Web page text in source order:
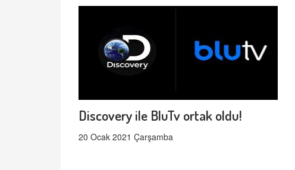
Discovery ile BluTv ortak oldu!
20 Ocak 2021 Çarşamba